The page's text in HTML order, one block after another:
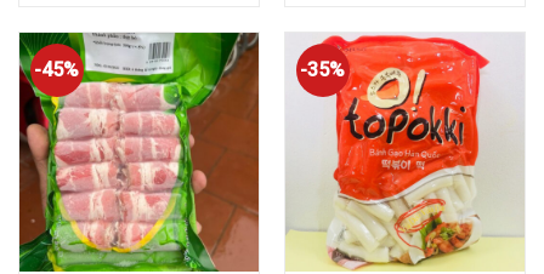
-45% -35%